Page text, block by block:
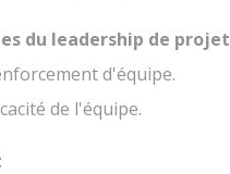
du leadership de projet
d'équipe.
de l'équipe.